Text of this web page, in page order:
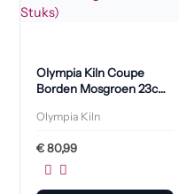
Olympia Kiln Coupe
Borden Mosgroen 23cm
Olympia Kiln
€80,99